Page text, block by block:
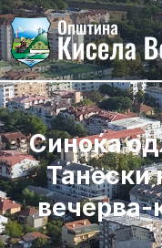
Skip
to
content
Синоќа
Танески
вечерва-